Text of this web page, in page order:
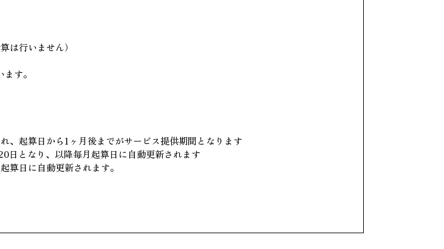
は行いません）
す。
、起算日から1ヶ月後までがサービス提供期間となります
日となり、以降毎月起算日に自動更新されます
日に自動更新されます。